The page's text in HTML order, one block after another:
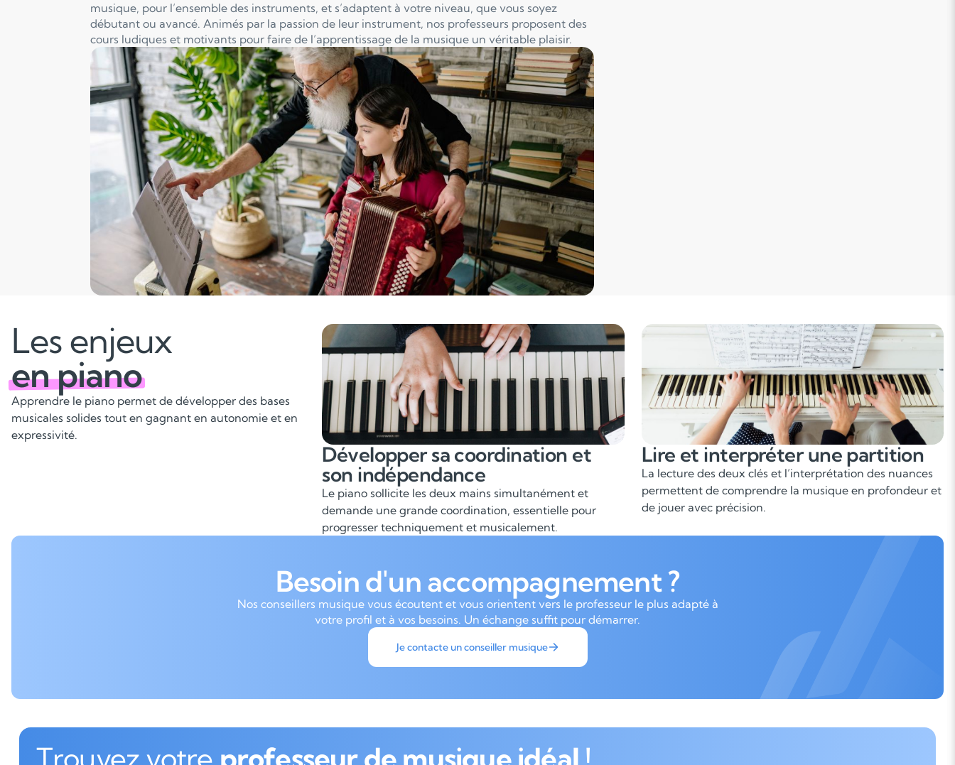
musique, pour l’ensemble des instruments, et s’adaptent à votre niveau, que vous soyez
débutant ou avancé. Animés par la passion de leur instrument, nos professeurs proposent des
cours ludiques et motivants pour faire de l’apprentissage de la musique un véritable plaisir.
Les enjeux
en piano
Apprendre le piano permet de développer des bases
musicales solides tout en gagnant en autonomie et en
expressivité.
Développer sa coordination et
son indépendance
Le piano sollicite les deux mains simultanément et
demande une grande coordination, essentielle pour
progresser techniquement et musicalement.
Lire et interpréter une partition
La lecture des deux clés et l’interprétation des nuances
permettent de comprendre la musique en profondeur et
de jouer avec précision.
Besoin d'un accompagnement ?
Nos conseillers musique vous écoutent et vous orientent vers le professeur le plus adapté à
votre profil et à vos besoins. Un échange suffit pour démarrer.
Je contacte un conseiller musique